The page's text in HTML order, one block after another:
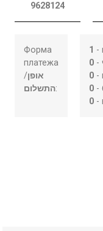
9628124
Форма
платежа
/אופן
התשלום:
1 -
0 -
0 -
0 -
0 -